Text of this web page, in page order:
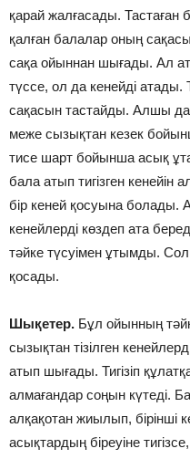
қарай жалғасады.
қалған балалар оның
сақа ойыннан шығады. Ал
түссе, ол да кенейді атады.
сақасын тастайды. Алшы
меже сызықтан кезек
тисе шарт бойынша асық
бала атып тигізген
бір кеней қосуына болады.
кенейлерді көздеп ата
тәйке түсуімен ұтымды.
қосады.
Шықетер. Бұл ойынның
сызықтан тізілген
атып шығады. Тигізіп
алмағандар соңын күтеді.
алқақотан жиылып, бірінші
асықтардың біреуіне